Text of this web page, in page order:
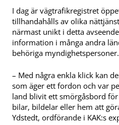
I dag är vägtrafikregistret
tillhandahålls av olika
närmast unikt i detta
information i många andra
behöriga myndighetspersoner.
– Med några enkla klick kan
som äger ett fordon och var
land blivit ett smörgåsbord
bilar, bildelar eller hem att
Ydstedt, ordförande i KAK:s